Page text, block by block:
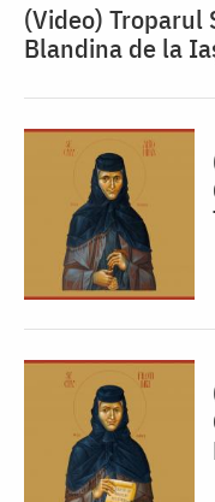
(Video)
Blandina de la